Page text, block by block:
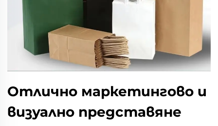
Отлично маркетингово и
визуално представяне